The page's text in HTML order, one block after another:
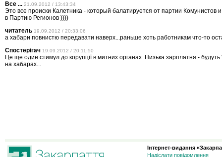
Все ... 21.09.2012 / 13:43:34
Это все происки Калетника - который балатируется от партии Комунистов
в Партию Регионов ))))
читатель 19.09.2012 / 20:33:06
а хабари повнистю передавати наверх...раньше хоть работникам что-то
Спостерігач 19.09.2012 / 20:11:50
Це ще один стимул до корупції в митних органах. Низька зарплатня -
на хабарах...
Інтернет-видання
Надіслати повідомлення